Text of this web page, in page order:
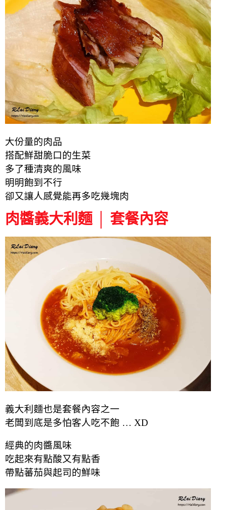
大份量的肉品
搭配鮮甜脆口的生菜
多了種清爽的風味
明明飽到不行
卻又讓人感覺能再多吃幾塊肉
肉醬義大利麵 │ 套餐內容
義大利麵也是套餐內容之一
老闆到底是多怕客人吃不飽 … XD
經典的肉醬風味
吃起來有點酸又有點香
帶點蕃茄與起司的鮮味